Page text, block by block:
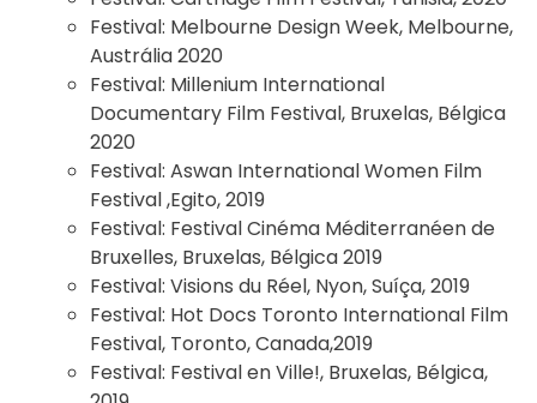
Festival: Melbourne Design Week, Melbourne,
Austrália 2020
Festival: Millenium International
Documentary Film Festival, Bruxelas, Bélgica
2020
Festival: Aswan International Women Film
Festival ,Egito, 2019
Festival: Festival Cinéma Méditerranéen de
Bruxelles, Bruxelas, Bélgica 2019
Festival: Visions du Réel, Nyon, Suíça, 2019
Festival: Hot Docs Toronto International Film
Festival, Toronto, Canada,2019
Festival: Festival en Ville!, Bruxelas, Bélgica,